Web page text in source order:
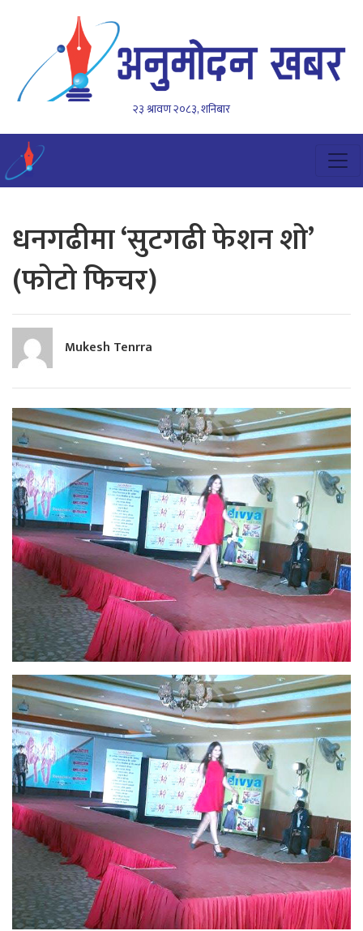
२३ श्रावण २०८३, शनिबार
धनगढीमा ‘सुटगढी फेशन शो’
(फोटो फिचर)
Mukesh Tenrra